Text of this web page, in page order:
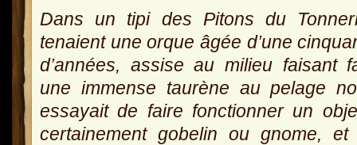
Dans un tipi des Pitons du
tenaient une orque âgée d’une
d’années, assise au milieu faisant
une immense taurène au pelage
essayait de faire fonctionner un
certainement gobelin ou gnome, et